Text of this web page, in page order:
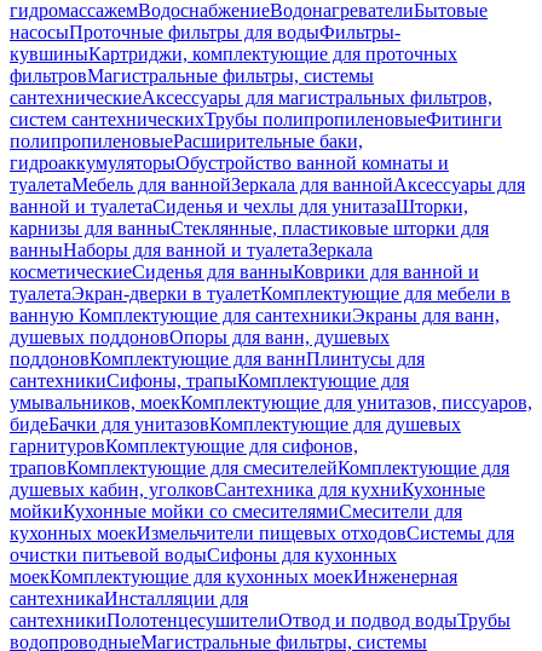
гидромассажемВодоснабжениеВодонагревателиБытовые
насосыПроточные фильтры для водыФильтры-
кувшиныКартриджи, комплектующие для проточных
фильтровМагистральные фильтры, системы
сантехническиеАксессуары для магистральных фильтров,
систем сантехническихТрубы полипропиленовыеФитинги
полипропиленовыеРасширительные баки,
гидроаккумуляторыОбустройство ванной комнаты и
туалетаМебель для ваннойЗеркала для ваннойАксессуары для
ванной и туалетаСиденья и чехлы для унитазаШторки,
карнизы для ванныСтеклянные, пластиковые шторки для
ванныНаборы для ванной и туалетаЗеркала
косметическиеСиденья для ванныКоврики для ванной и
туалетаЭкран-дверки в туалетКомплектующие для мебели в
ванную Комплектующие для сантехникиЭкраны для ванн,
душевых поддоновОпоры для ванн, душевых
поддоновКомплектующие для ваннПлинтусы для
сантехникиСифоны, трапыКомплектующие для
умывальников, моекКомплектующие для унитазов, писсуаров,
бидеБачки для унитазовКомплектующие для душевых
гарнитуровКомплектующие для сифонов,
траповКомплектующие для смесителейКомплектующие для
душевых кабин, уголковСантехника для кухниКухонные
мойкиКухонные мойки со смесителямиСмесители для
кухонных моекИзмельчители пищевых отходовСистемы для
очистки питьевой водыСифоны для кухонных
моекКомплектующие для кухонных моекИнженерная
сантехникаИнсталляции для
сантехникиПолотенцесушителиОтвод и подвод водыТрубы
водопроводныеМагистральные фильтры, системы